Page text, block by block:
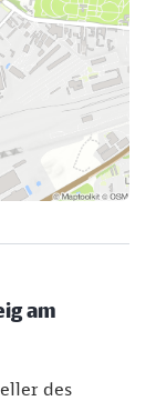
am
des